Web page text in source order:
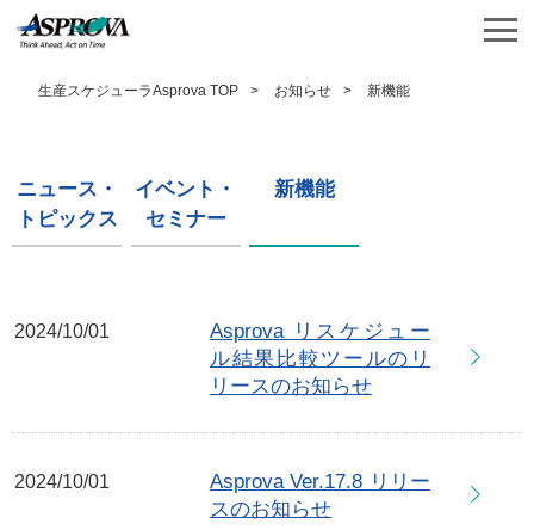
生産スケジューラAsprova TOP お知らせ 新機能
ニュース・
トピックス
イベント・
セミナー
新機能
2024/10/01
Asprova リスケジュー
ル結果比較ツールのリ
リースのお知らせ
2024/10/01
Asprova Ver.17.8 リリー
スのお知らせ